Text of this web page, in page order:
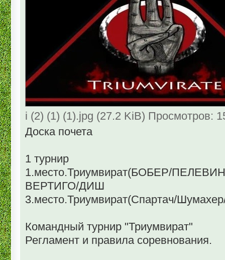
i (2) (1) (1).jpg (27.2 KiB) Просмотров:
Доска почета
1 турнир
1.место.Триумвират(БОБЕР/
ВЕРТИГО/ДИШ
3.место.Триумвират(Спартач/
Командный турнир "Триумвират"
Регламент и правила соревнования.